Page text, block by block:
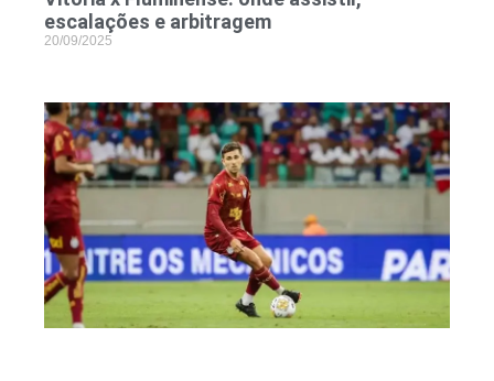
escalações e arbitragem
20/09/2025